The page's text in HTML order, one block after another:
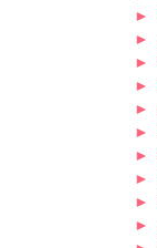
►
►
►
►
►
►
►
►
►
►